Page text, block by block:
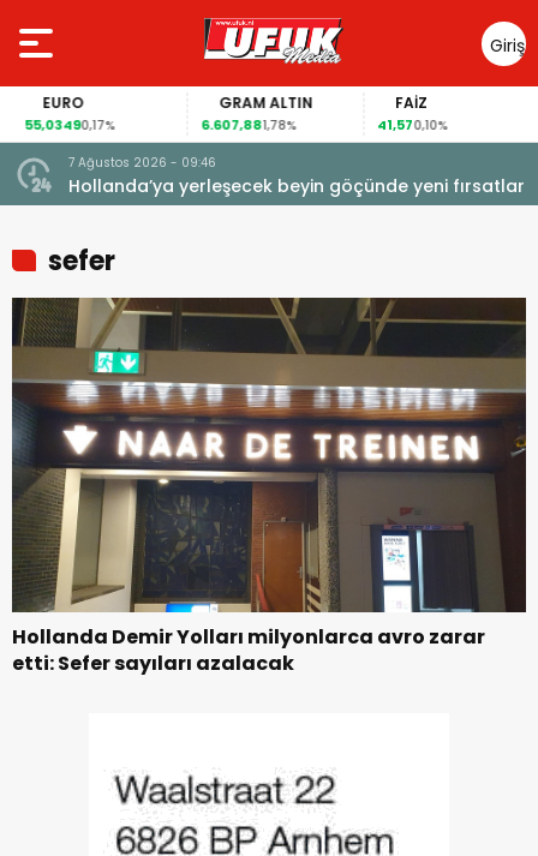
Giriş
Yap
EURO
55,03490,17%
GRAM ALTIN
6.607,881,78%
FAİZ
41,570,10%
7 Ağustos 2026 - 09:46
Hollanda’ya yerleşecek beyin göçünde yeni fırsatlar
sefer
Hollanda Demir Yolları milyonlarca avro zarar
etti: Sefer sayıları azalacak